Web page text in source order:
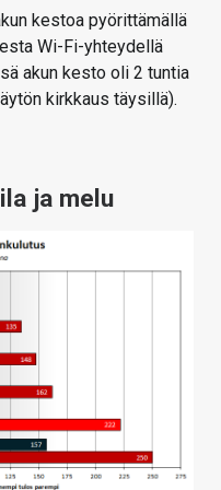
kestoa pyörittämällä
Wi-Fi-yhteydellä
akun kesto oli 2 tuntia
kirkkaus täysillä).
ja melu